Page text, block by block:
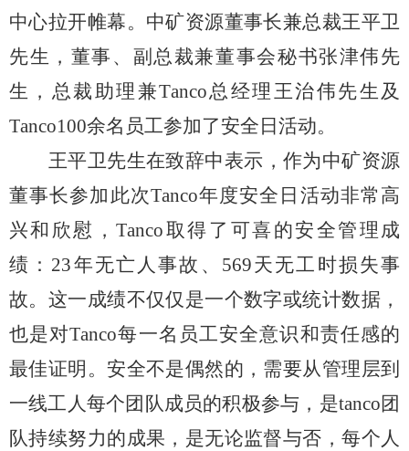
中心拉开帷幕。中矿资源董事长兼总裁王平卫
先生，董事、副总裁兼董事会秘书张津伟先
生，总裁助理兼Tanco总经理王治伟先生及
Tanco100余名员工参加了安全日活动。
王平卫先生在致辞中表示，作为中矿资源
董事长参加此次Tanco年度安全日活动非常高
兴和欣慰，Tanco取得了可喜的安全管理成
绩： 23年无亡人事故、569天无工时损失事
故。这一成绩不仅仅是一个数字或统计数据，
也是对Tanco每一名员工安全意识和责任感的
最佳证明。安全不是偶然的，需要从管理层到
一线工人每个团队成员的积极参与，是tanco团
队持续努力的成果，是无论监督与否，每个人